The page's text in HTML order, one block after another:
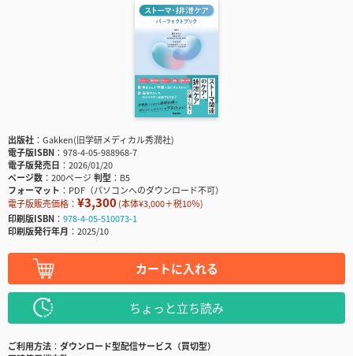
出版社
Gakken(旧学研メディカル秀潤社)
電子版ISBN
978-4-05-988968-7
電子版発売日
2026/01/20
ページ数
200ページ判型
B5
フォーマット
PDF（パソコンへのダウンロード不可）
電子版販売価格： ¥3,300(本体¥3,000＋税10％)
印刷版ISBN
978-4-05-510073-1
印刷版発行年月
2025/10
カートに入れる
ちょっと立ち読み
ご利用方法
ダウンロード型配信サービス（買切型）